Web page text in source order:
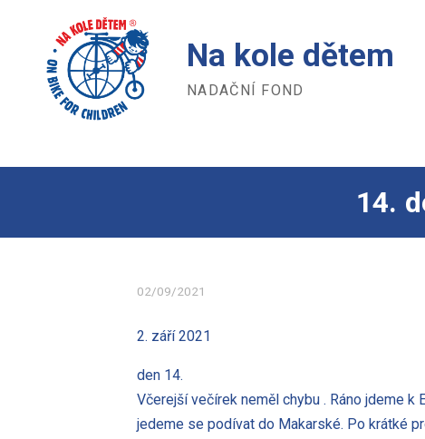
Na kole dětem
NADAČNÍ FOND
14.
02/09/2021
2. září 2021
den 14.
Včerejší večírek neměl chybu . Ráno jdeme
jedeme se podívat do Makarské. Po krátké